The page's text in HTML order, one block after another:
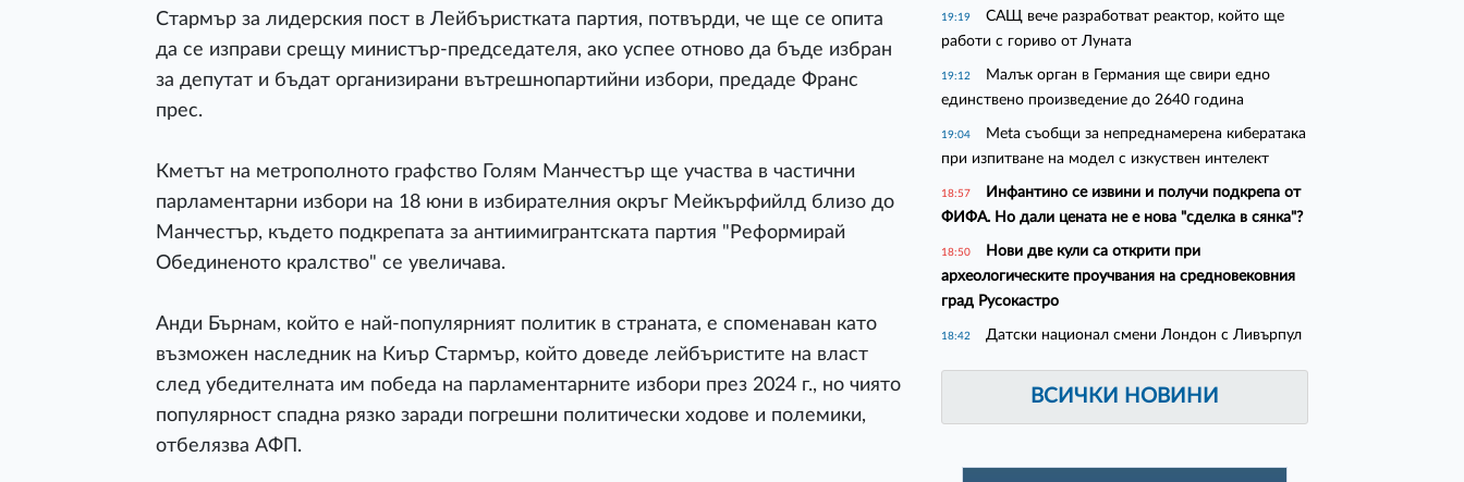
Стармър за лидерския пост в Лейбъристката партия, потвърди, че ще се опита
да се изправи срещу министър-председателя, ако успее отново да бъде избран
за депутат и бъдат организирани вътрешнопартийни избори, предаде Франс
прес.
Кметът на метрополното графство Голям Манчестър ще участва в частични
парламентарни избори на 18 юни в избирателния окръг Мейкърфийлд близо до
Манчестър, където подкрепата за антиимигрантската партия "Реформирай
Обединеното кралство" се увеличава.
Анди Бърнам, който е най-популярният политик в страната, е споменаван като
възможен наследник на Киър Стармър, който доведе лейбъристите на власт
след убедителната им победа на парламентарните избори през 2024 г., но чиято
популярност спадна рязко заради погрешни политически ходове и полемики,
отбелязва АФП.
19:19
САЩ вече разработват реактор, който ще
работи с гориво от Луната
19:12
Малък орган в Германия ще свири едно
единствено произведение до 2640 година
19:04
Meta съобщи за непреднамерена кибератака
при изпитване на модел с изкуствен интелект
18:57
Инфантино се извини и получи подкрепа от
ФИФА. Но дали цената не е нова "сделка в сянка"?
18:50
Нови две кули са открити при
археологическите проучвания на средновековния
град Русокастро
18:42 Датски национал смени Лондон с Ливърпул
ВСИЧКИ НОВИНИ